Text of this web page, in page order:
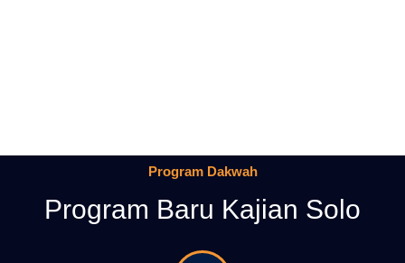
Program Dakwah
Program Baru Kajian Solo